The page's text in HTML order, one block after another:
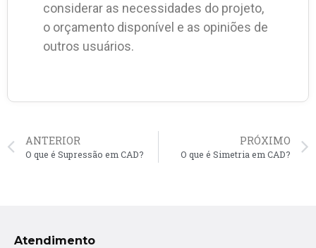
considerar as necessidades do projeto,
o orçamento disponível e as opiniões de
outros usuários.
ANTERIOR
O que é Supressão em CAD?
PRÓXIMO
O que é Simetria em CAD?
Atendimento